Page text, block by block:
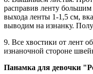
расправив ленту большим
выхода ленты 1-1,5 см,
выводим на изнанку.
9. Все хвостики от лент
изнаночной стороне
Панамка для девочки